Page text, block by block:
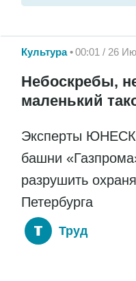
Культура 00:01 / 26
Небоскребы,
маленький
Эксперты
башни
разрушить
Петербурга
Труд